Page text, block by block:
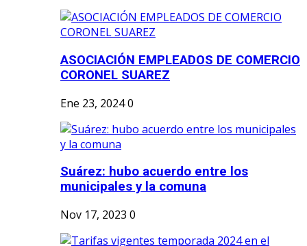
ASOCIACIÓN EMPLEADOS DE COMERCIO
CORONEL SUAREZ
Ene 23, 20240
Suárez: hubo acuerdo entre los
municipales y la comuna
Nov 17, 2023 0